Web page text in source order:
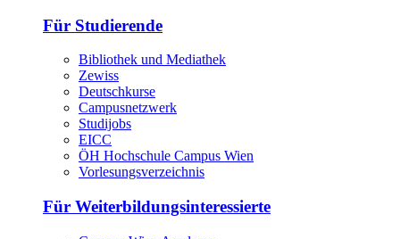
Für Studierende
Bibliothek und Mediathek
Zewiss
Deutschkurse
Campusnetzwerk
Studijobs
EICC
ÖH Hochschule Campus Wien
Vorlesungsverzeichnis
Für Weiterbildungsinteressierte